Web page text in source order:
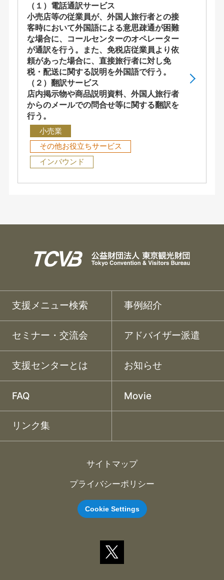
（１）電話通訳サービス
小売店等の従業員が、外国人旅行者との接
客時において外国語による意思疎通が困難
な場合に、コールセンターのオペレーター
が通訳を行う。また、免税店従業員より依
頼があった場合に、直接旅行者に対し免
税・配送に関する説明を外国語で行う。
（２）翻訳サービス
店内掲示物や商品説明資料、外国人旅行者
からのメールでの問合せ等に関する翻訳を
行う。
小売業
その他お役立ちサービス
インバウンド
支援メニュー検索 事例紹介
セミナー・交流会 アドバイザー派遣
支援センターとは お知らせ
FAQ Movie
リンク集
サイトマップ
プライバシーポリシー
Cookie Settings